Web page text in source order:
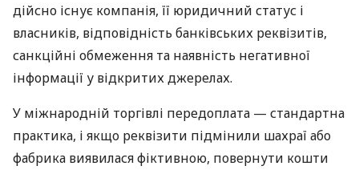
дійсно існує компанія, її юридичний статус і
власників, відповідність банківських реквізитів,
санкційні обмеження та наявність негативної
інформації у відкритих джерелах.
У міжнародній торгівлі передоплата — стандартна
практика, і якщо реквізити підмінили шахраї або
фабрика виявилася фіктивною, повернути кошти